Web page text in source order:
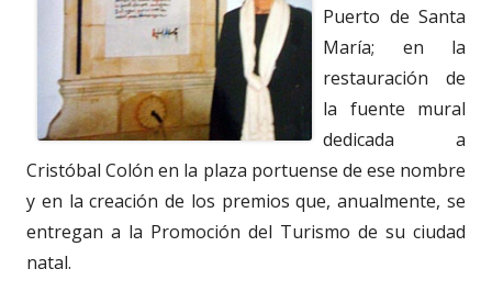
Puerto de Santa
María; en la
restauración de
la fuente mural
dedicada a
Cristóbal Colón en la plaza portuense de ese nombre
y en la creación de los premios que, anualmente, se
entregan a la Promoción del Turismo de su ciudad
natal.